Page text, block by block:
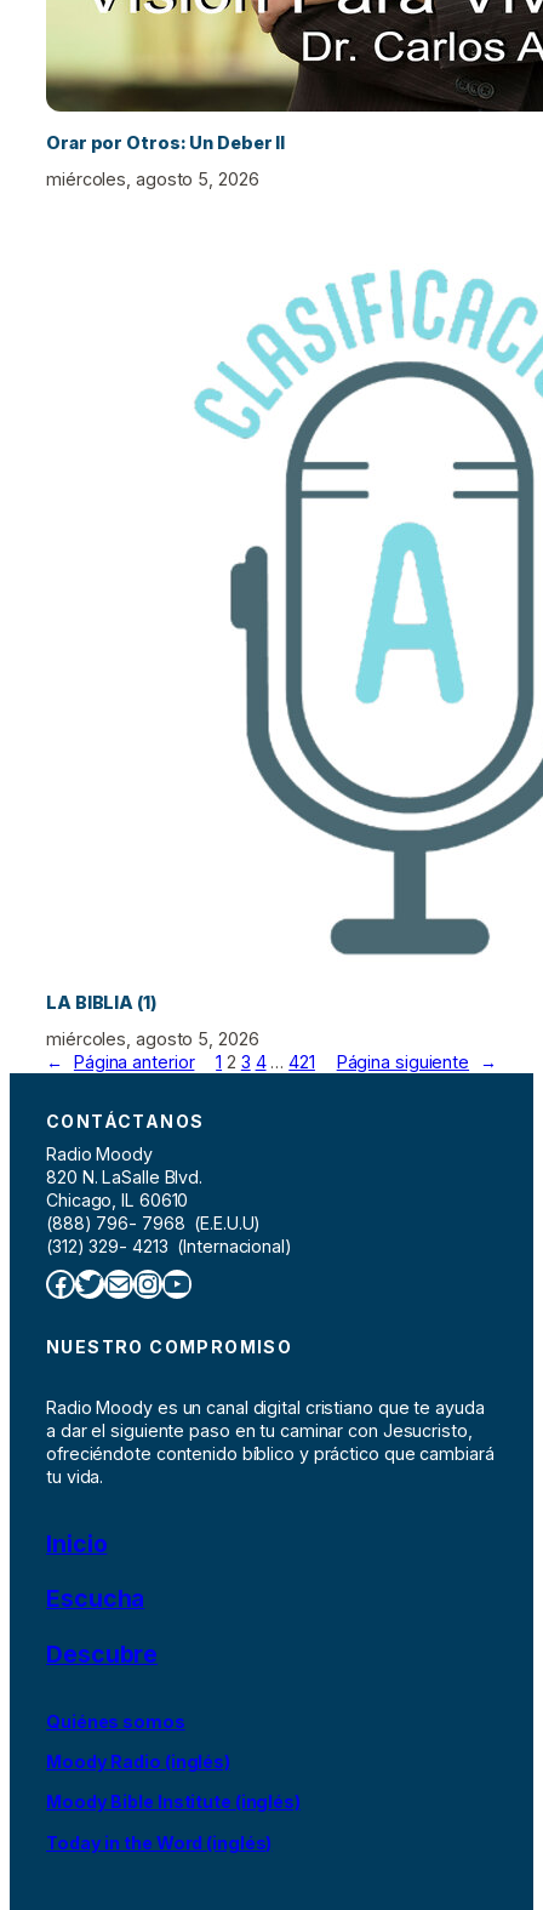
Orar por Otros: Un Deber II
miércoles, agosto 5, 2026
LA BIBLIA (1)
miércoles, agosto 5, 2026
←
Página anterior 1 2 3 4 … 421 Página siguiente →
CONTÁCTANOS
Radio Moody
820 N. LaSalle Blvd.
Chicago, IL 60610
(888) 796- 7968 (E.E.U.U)
(312) 329- 4213 (Internacional)
Facebook Twitter Correo electrónico InstagramYouTube
NUESTRO COMPROMISO
Radio Moody es un canal digital cristiano que te ayuda
a dar el siguiente paso en tu caminar con Jesucristo,
ofreciéndote contenido bíblico y práctico que cambiará
tu vida.
Inicio
Escucha
Descubre
Quiénes somos
Moody Radio (inglés)
Moody Bible Institute (inglés)
Today in the Word (inglés)